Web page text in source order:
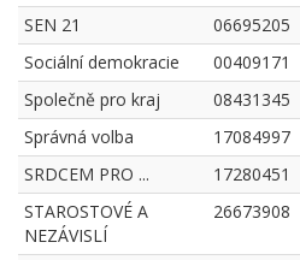
SEN 21 06695205
Sociální demokracie
00409171
Společně pro kraj
08431345
Správná volba
17084997
SRDCEM PRO ...
17280451
STAROSTOVÉ A
NEZÁVISLÍ
26673908